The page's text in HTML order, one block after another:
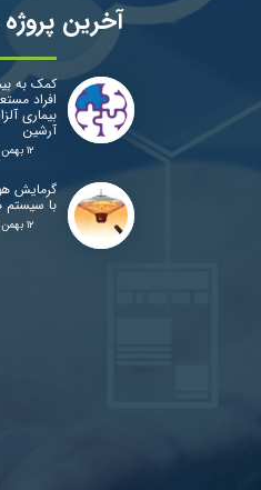
آخرین
کمک به
افراد
بیماری
آرشین
۱۲ بهمن ۰۱
گرمایش
با سیستم
۱۲ بهمن ۰۱